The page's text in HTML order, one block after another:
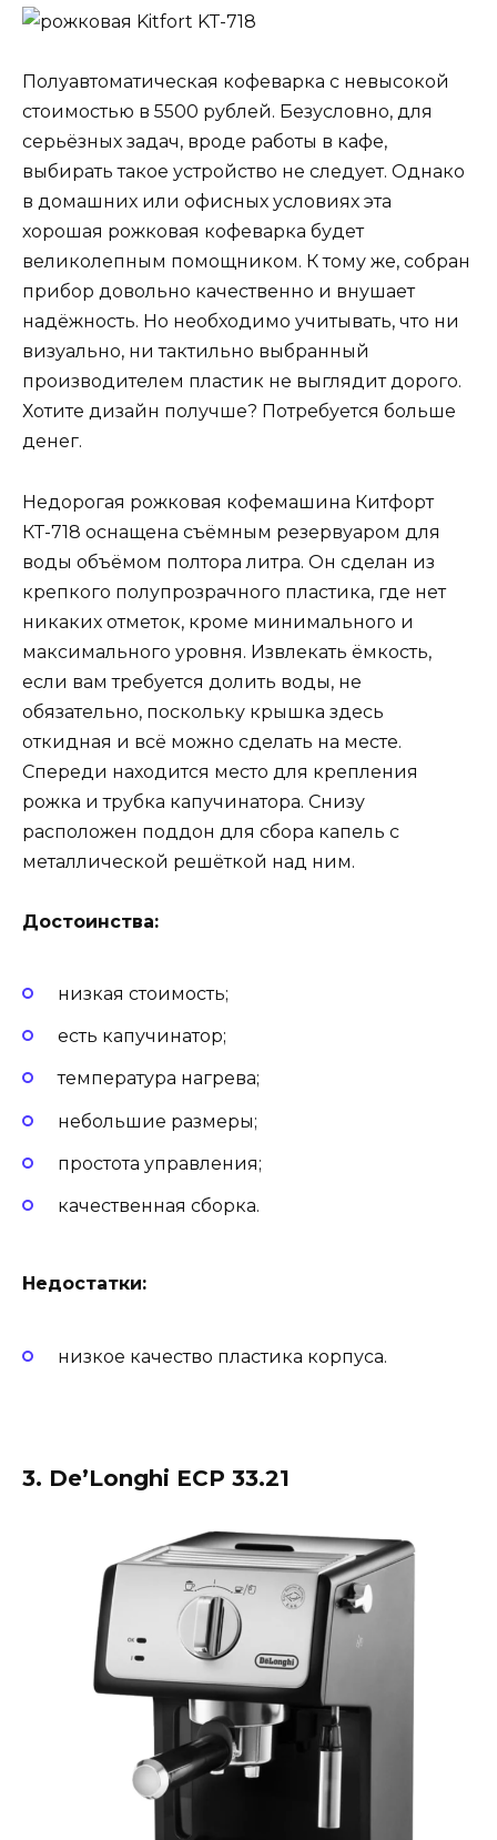
Полуавтоматическая кофеварка с невысокой
стоимостью в 5500 рублей. Безусловно, для
серьёзных задач, вроде работы в кафе,
выбирать такое устройство не следует. Однако
в домашних или офисных условиях эта
хорошая рожковая кофеварка будет
великолепным помощником. К тому же, собран
прибор довольно качественно и внушает
надёжность. Но необходимо учитывать, что ни
визуально, ни тактильно выбранный
производителем пластик не выглядит дорого.
Хотите дизайн получше? Потребуется больше
денег.
Недорогая рожковая кофемашина Китфорт
КТ-718 оснащена съёмным резервуаром для
воды объёмом полтора литра. Он сделан из
крепкого полупрозрачного пластика, где нет
никаких отметок, кроме минимального и
максимального уровня. Извлекать ёмкость,
если вам требуется долить воды, не
обязательно, поскольку крышка здесь
откидная и всё можно сделать на месте.
Спереди находится место для крепления
рожка и трубка капучинатора. Снизу
расположен поддон для сбора капель с
металлической решёткой над ним.
Достоинства:
низкая стоимость;
есть капучинатор;
температура нагрева;
небольшие размеры;
простота управления;
качественная сборка.
Недостатки:
низкое качество пластика корпуса.
3. De’Longhi ECP 33.21